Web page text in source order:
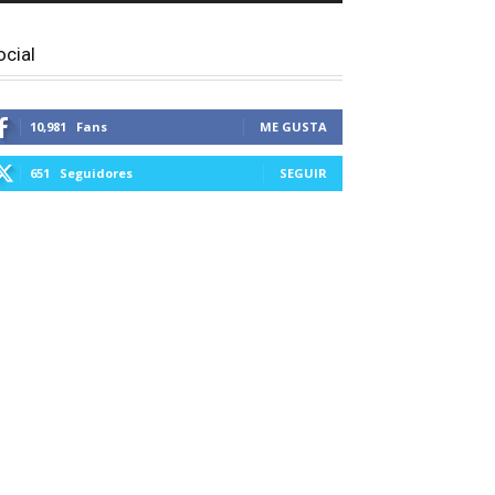
10,981 Fans ME GUSTA
651 Seguidores SEGUIR